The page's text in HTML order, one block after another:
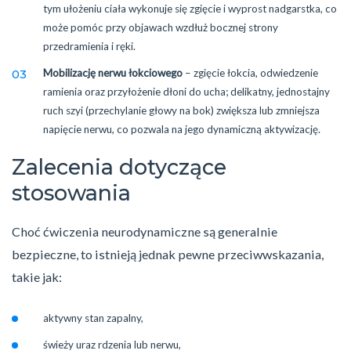
tym ułożeniu ciała wykonuje się zgięcie i wyprost nadgarstka, co
może pomóc przy objawach wzdłuż bocznej strony
przedramienia i ręki.
Mobilizację nerwu łokciowego – zgięcie łokcia, odwiedzenie
ramienia oraz przyłożenie dłoni do ucha; delikatny, jednostajny
ruch szyi (przechylanie głowy na bok) zwiększa lub zmniejsza
napięcie nerwu, co pozwala na jego dynamiczną aktywizację.
Zalecenia dotyczące
stosowania
Choć ćwiczenia neurodynamiczne są generalnie
bezpieczne, to istnieją jednak pewne przeciwwskazania,
takie jak:
aktywny stan zapalny,
świeży uraz rdzenia lub nerwu,